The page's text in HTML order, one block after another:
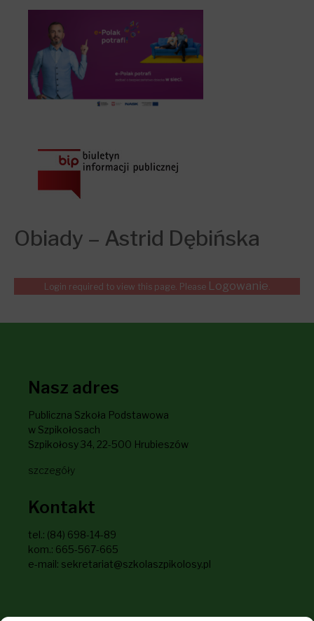
Obiady – Astrid Dębińska
Login required to view this page. Please Logowanie.
Nasz adres
Publiczna Szkoła Podstawowa
w Szpikołosach
Szpikołosy 34, 22-500 Hrubieszów
szczegóły
Kontakt
tel.: (84) 698-14-89
kom.: 665-567-665
e-mail: sekretariat@szkolaszpikolosy.pl